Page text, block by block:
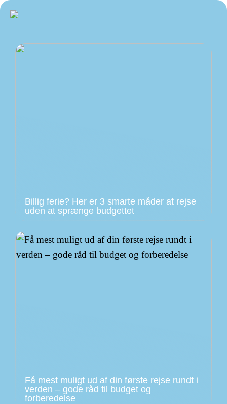
Billig ferie? Her er 3 smarte måder at rejse
uden at sprænge budgettet
Få mest muligt ud af din første rejse rundt i
verden – gode råd til budget og
forberedelse